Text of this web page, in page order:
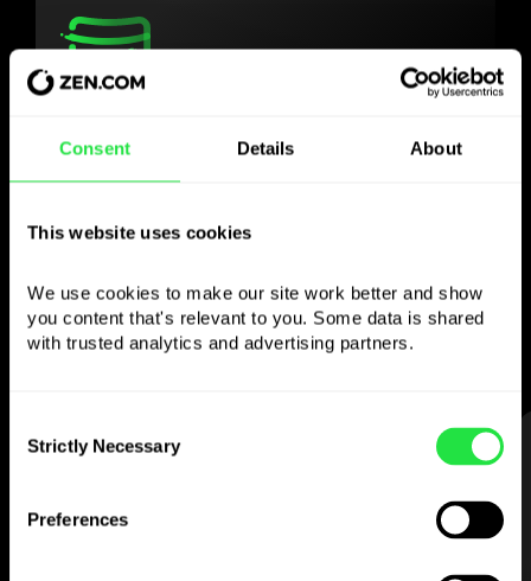
Consent Details About
This website uses cookies
We use cookies to make our site work better and show
you content that's relevant to you. Some data is shared
with trusted analytics and advertising partners.
Selection
Strictly Necessary
Preferences
Bruk den valgte
valutaen
som du vil
Send penger utenlands,
ta ut fra minibanker uten
provisjon, betal med flervalutakortet
STEG 1